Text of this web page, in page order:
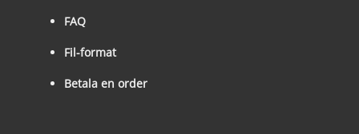
FAQ
Fil-format
Betala en order